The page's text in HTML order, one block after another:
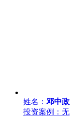
姓名： 邓中政
投资案例：无